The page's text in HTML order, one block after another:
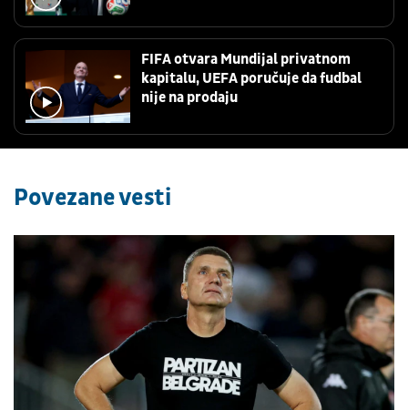
FIFA otvara Mundijal privatnom
kapitalu, UEFA poručuje da fudbal
nije na prodaju
Povezane vesti